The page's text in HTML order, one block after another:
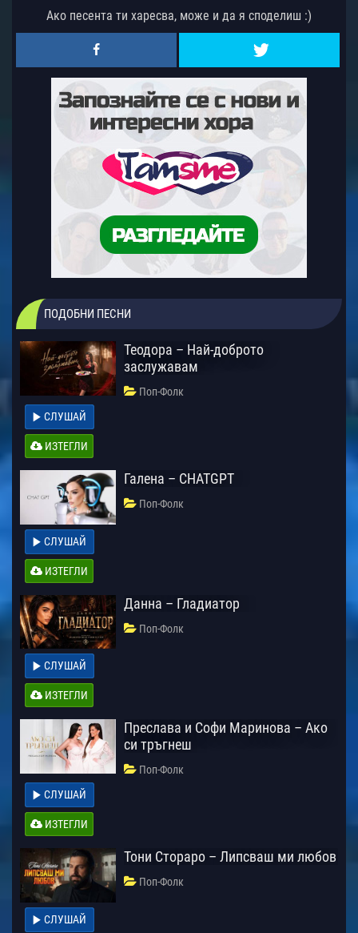
Ако песента ти харесва, може и да я споделиш :)
ПОДОБНИ ПЕСНИ
Теодора – Най-доброто
заслужавам
Поп-Фолк
СЛУШАЙ
ИЗТЕГЛИ
Галена – CHATGPT
Поп-Фолк
СЛУШАЙ
ИЗТЕГЛИ
Данна – Гладиатор
Поп-Фолк
СЛУШАЙ
ИЗТЕГЛИ
Преслава и Софи Маринова – Ако
си тръгнеш
Поп-Фолк
СЛУШАЙ
ИЗТЕГЛИ
Тони Стораро – Липсваш ми любов
Поп-Фолк
СЛУШАЙ